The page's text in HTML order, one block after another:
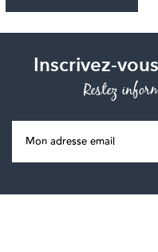
Inscrivez-
Restez